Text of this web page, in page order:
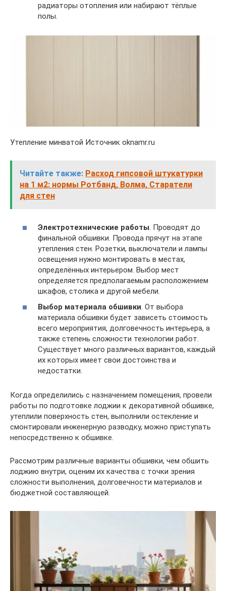
радиаторы отопления или набирают тёплые
полы.
Утепление минватой Источник oknamr.ru
Читайте также: Расход гипсовой штукатурки
на 1 м2: нормы Ротбанд, Волма, Старатели
для стен
Электротехнические работы. Проводят до
финальной обшивки. Провода прячут на этапе
утепления стен. Розетки, выключатели и лампы
освещения нужно монтировать в местах,
определённых интерьером. Выбор мест
определяется предполагаемым расположением
шкафов, столика и другой мебели.
Выбор материала обшивки. От выбора
материала обшивки будет зависеть стоимость
всего мероприятия, долговечность интерьера, а
также степень сложности технологии работ.
Существует много различных вариантов, каждый
их которых имеет свои достоинства и
недостатки.
Когда определились с назначением помещения, провели
работы по подготовке лоджии к декоративной обшивке,
утеплили поверхность стен, выполнили остекление и
смонтировали инженерную разводку, можно приступать
непосредственно к обшивке.
Рассмотрим различные варианты обшивки, чем обшить
лоджию внутри, оценим их качества с точки зрения
сложности выполнения, долговечности материалов и
бюджетной составляющей.